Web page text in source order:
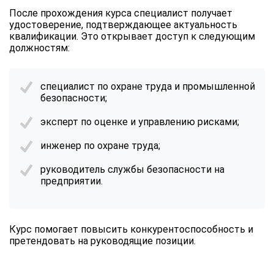
После прохождения курса специалист получает
удостоверение, подтверждающее актуальность
квалификации. Это открывает доступ к следующим
должностям:
специалист по охране труда и промышленной
безопасности;
эксперт по оценке и управлению рисками;
инженер по охране труда;
руководитель службы безопасности на
предприятии.
Курс помогает повысить конкурентоспособность и
претендовать на руководящие позиции.